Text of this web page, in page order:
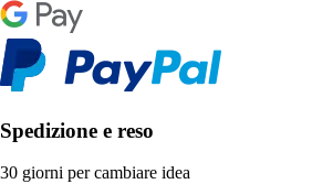
Spedizione e reso
30 giorni per cambiare idea